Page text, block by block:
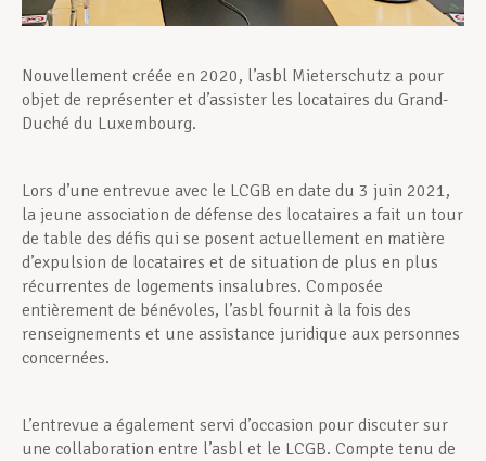
Nouvellement créée en 2020, l’asbl Mieterschutz a pour
objet de représenter et d’assister les locataires du Grand-
Duché du Luxembourg.
Lors d’une entrevue avec le LCGB en date du 3 juin 2021,
la jeune association de défense des locataires a fait un tour
de table des défis qui se posent actuellement en matière
d’expulsion de locataires et de situation de plus en plus
récurrentes de logements insalubres. Composée
entièrement de bénévoles, l’asbl fournit à la fois des
renseignements et une assistance juridique aux personnes
concernées.
L’entrevue a également servi d’occasion pour discuter sur
une collaboration entre l’asbl et le LCGB. Compte tenu de